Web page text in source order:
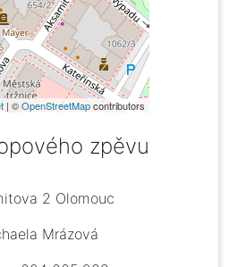
| ©OpenStreetMapcontributors
zpěvu
2 Olomouc
Mrázová